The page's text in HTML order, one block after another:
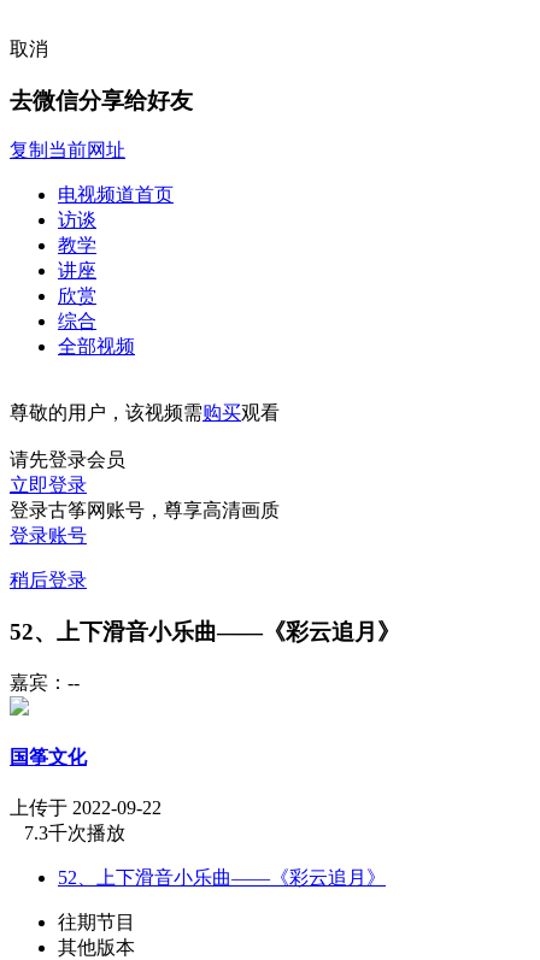
取消
去微信分享给好友
复制当前网址
电视频道首页
访谈
教学
讲座
欣赏
综合
全部视频
尊敬的用户，该视频需购买观看
请先登录会员
立即登录
登录古筝网账号，尊享高清画质
登录账号
稍后登录
52、上下滑音小乐曲——《彩云追月》
嘉宾：--
国筝文化
上传于 2022-09-22
7.3千次播放
52、上下滑音小乐曲——《彩云追月》
往期节目
其他版本